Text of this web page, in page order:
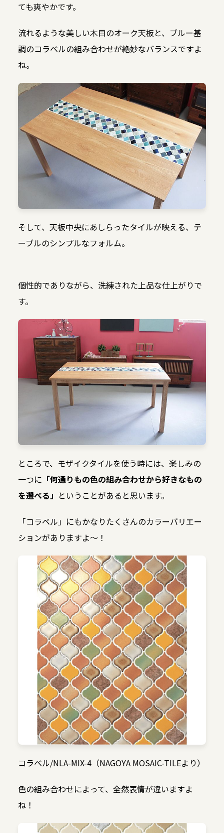
ても爽やかです。
流れるような美しい木目のオーク天板と、ブルー基
調のコラベルの組み合わせが絶妙なバランスですよ
ね。
そして、天板中央にあしらったタイルが映える、テ
ーブルのシンプルなフォルム。
個性的でありながら、洗練された上品な仕上がりで
す。
ところで、モザイクタイルを使う時には、楽しみの
一つに 「何通りもの色の組み合わせから好きなもの
を選べる」 ということがあると思います。
「コラベル」にもかなりたくさんのカラーバリエー
ションがありますよ〜！
コラベル/NLA-MIX-4（NAGOYA MOSAIC-TILEより）
色の組み合わせによって、全然表情が違いますよ
ね！